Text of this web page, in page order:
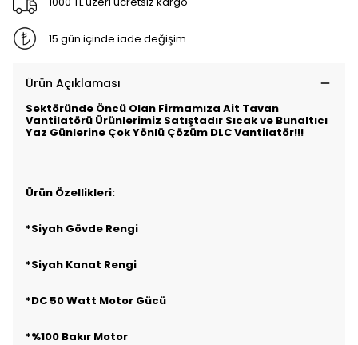
15 gün içinde iade değişim
Ürün Açıklaması
Sektöründe Öncü Olan Firmamıza Ait Tavan
Vantilatörü Ürünlerimiz Satıştadır Sıcak ve Bunaltıcı
Yaz Günlerine Çok Yönlü Çözüm DLC Vantilatör!!!
Ürün Özellikleri:
*Siyah Gövde Rengi
*Siyah Kanat Rengi
*DC 50 Watt Motor Gücü
*%100 Bakır Motor